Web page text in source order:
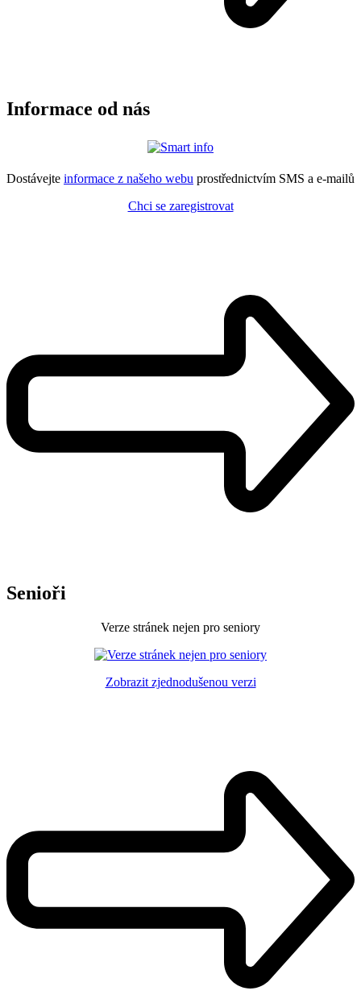
Informace od nás
Dostávejte informace z našeho webu prostřednictvím SMS a e-mailů
Chci se zaregistrovat
Senioři
Verze stránek nejen pro seniory
Zobrazit zjednodušenou verzi